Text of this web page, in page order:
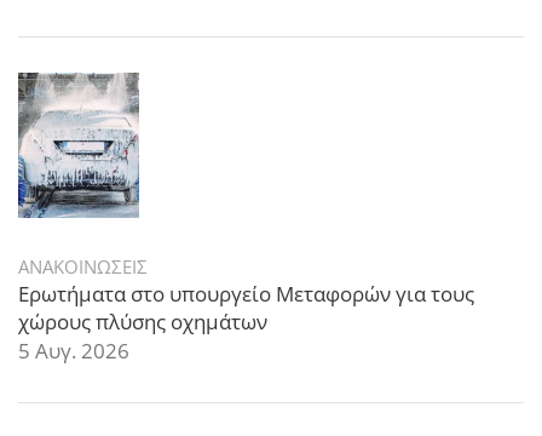
ΑΝΑΚΟΙΝΩΣΕΙΣ
Ερωτήματα στο υπουργείο Μεταφορών για τους
χώρους πλύσης οχημάτων
5 Αυγ. 2026